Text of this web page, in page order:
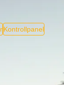
Kontrollpanel